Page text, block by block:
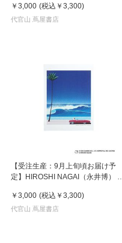
スター / KTHN-PT Untitled 3
￥3,000 (税込 ￥3,300)
代官山 蔦屋書店
【受注生産：9月上旬頃お届け予
定】HIROSHI NAGAI（永井博） ×
スター / KTHN-PT Untitled 2
￥3,000 (税込 ￥3,300)
代官山 蔦屋書店